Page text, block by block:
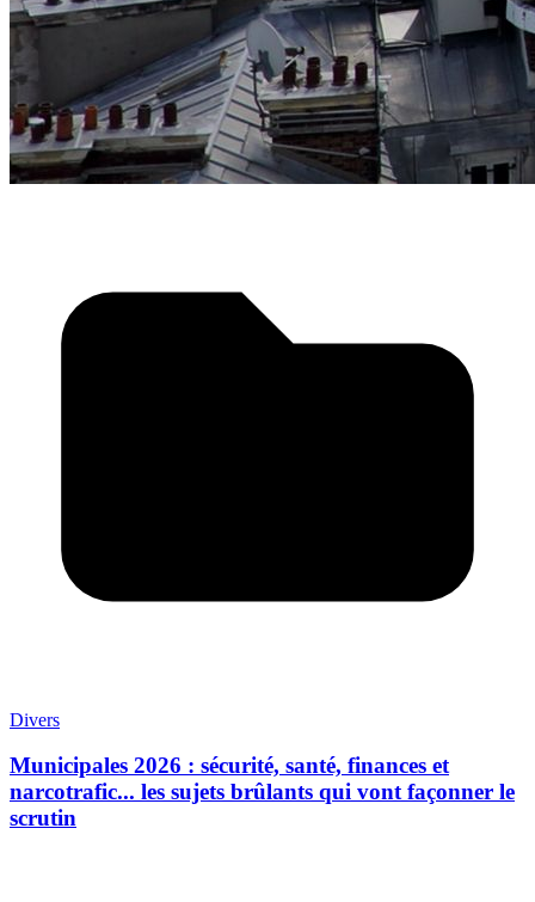
Divers
Municipales 2026 : sécurité, santé, finances et
narcotrafic... les sujets brûlants qui vont façonner le
scrutin